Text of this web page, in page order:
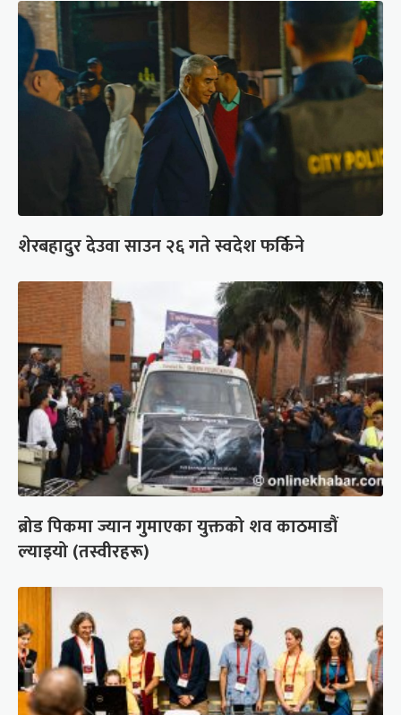
शेरबहादुर देउवा साउन २६ गते स्वदेश फर्किने
ब्रोड पिकमा ज्यान गुमाएका युक्तको शव काठमाडौं
ल्याइयो (तस्वीरहरू)